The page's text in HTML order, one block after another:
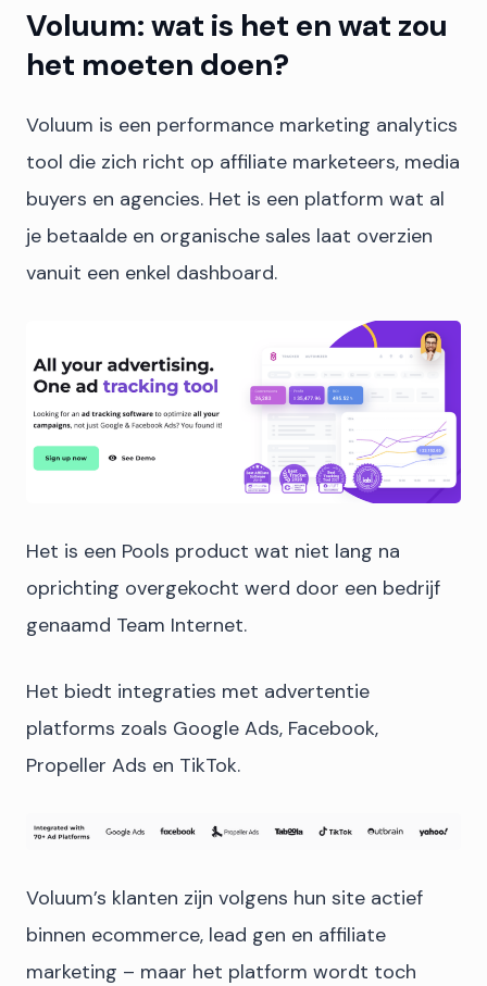
Voluum: wat is het en wat zou
het moeten doen?
Voluum is een performance marketing analytics
tool die zich richt op affiliate marketeers, media
buyers en agencies. Het is een platform wat al
je betaalde en organische sales laat overzien
vanuit een enkel dashboard.
Het is een Pools product wat niet lang na
oprichting overgekocht werd door een bedrijf
genaamd Team Internet.
Het biedt integraties met advertentie
platforms zoals Google Ads, Facebook,
Propeller Ads en TikTok.
Voluum’s klanten zijn volgens hun site actief
binnen ecommerce, lead gen en affiliate
marketing – maar het platform wordt toch